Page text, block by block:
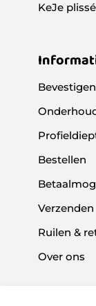
KeJe
Bestellen
Verzenden
Ruilen &
Over ons